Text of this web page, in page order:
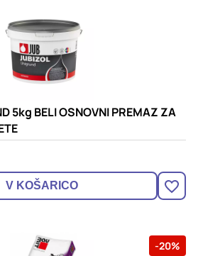
5kg BELI OSNOVNI PREMAZ ZA
V KOŠARICO
-20%